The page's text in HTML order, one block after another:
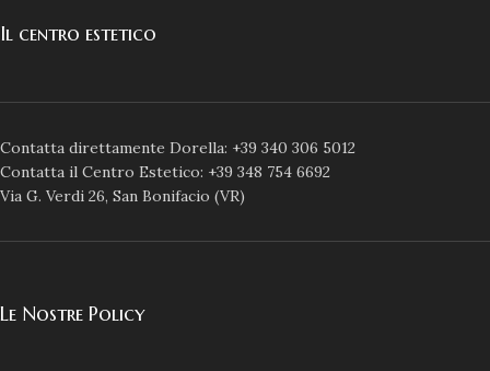
Il centro estetico
Contatta direttamente Dorella: +39 340 306 5012
Contatta il Centro Estetico: +39 348 754 6692
Via G. Verdi 26, San Bonifacio (VR)
Le Nostre Policy